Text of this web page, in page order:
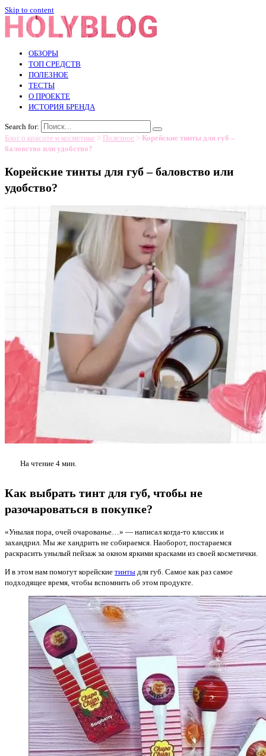
Skip to content
ОБЗОРЫ
ТОП СРЕДСТВ
ПОЛЕЗНОЕ
ТЕСТЫ
О ПРОЕКТЕ
ИСТОРИЯ БРЕНДА
Search for:
Блог о красоте и косметике > Полезное > Корейские тинты для губ –
баловство или удобство?
Корейские тинты для губ – баловство или
удобство?
На чтение 4 мин.
Как выбрать тинт для губ, чтобы не
разочароваться в покупке?
«Унылая пора, очей очарованье…» — написал когда-то классик и
захандрил. Мы же хандрить не собираемся. Наоборот, постараемся
раскрасить унылый пейзаж за окном яркими красками из своей косметички.
И в этом нам помогут корейские тинты для губ. Самое как раз самое
подходящее время, чтобы вспомнить об этом продукте.